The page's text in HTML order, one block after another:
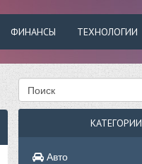
ФИНАНСЫ ТЕХНОЛОГИИ
КАТЕГОРИИ
Авто